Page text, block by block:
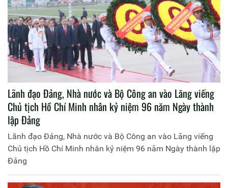
Lãnh đạo Đảng, Nhà nước và Bộ Công an vào Lăng viếng
Chủ tịch Hồ Chí Minh nhân kỷ niệm 96 năm Ngày thành
lập Đảng
Lãnh đạo Đảng, Nhà nước và Bộ Công an vào Lăng viếng
Chủ tịch Hồ Chí Minh nhân kỷ niệm 96 năm Ngày thành lập
Đảng